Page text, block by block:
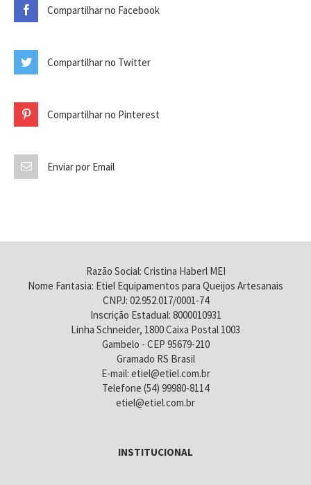
Compartilhar no Facebook
Compartilhar no Twitter
Compartilhar no Pinterest
Enviar por Email
Razão Social: Cristina Haberl MEI
Nome Fantasia: Etiel Equipamentos para Queijos Artesanais
CNPJ: 02.952.017/0001-74
Inscrição Estadual: 8000010931
Linha Schneider, 1800 Caixa Postal 1003
Gambelo - CEP 95679-210
Gramado RS Brasil
E-mail: etiel@etiel.com.br
Telefone (54) 99980-8114
etiel@etiel.com.br
INSTITUCIONAL